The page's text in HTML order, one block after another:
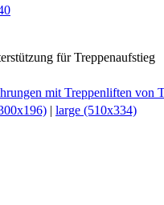
für Treppenaufstieg
mit Treppenliften von
| large (510x334)